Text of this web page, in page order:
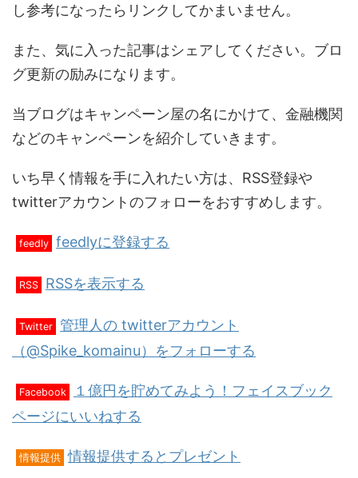
し参考になったらリンクしてかまいません。
また、気に入った記事はシェアしてください。ブロ
グ更新の励みになります。
当ブログはキャンペーン屋の名にかけて、金融機関
などのキャンペーンを紹介していきます。
いち早く情報を手に入れたい方は、RSS登録や
twitterアカウントのフォローをおすすめします。
feedly feedlyに登録する
RSS RSSを表示する
Twitter 管理人の twitterアカウント
（@Spike_komainu）をフォローする
Facebook
１億円を貯めてみよう！フェイスブック
ページにいいねする
情報提供 情報提供するとプレゼント